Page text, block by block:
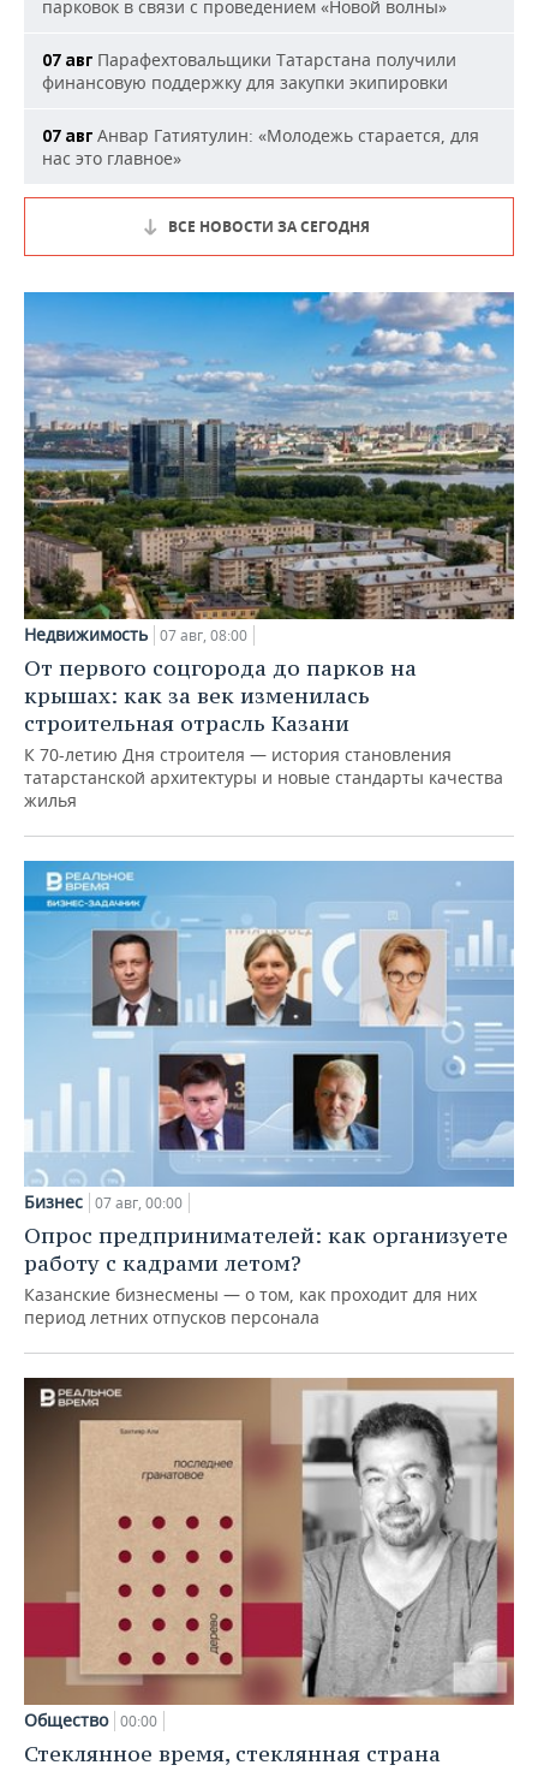
парковок в связи с проведением «Новой волны»
07 авг Парафехтовальщики Татарстана получили
финансовую поддержку для закупки экипировки
07 авг Анвар Гатиятулин: «Молодежь старается, для
нас это главное»
ВСЕ НОВОСТИ ЗА СЕГОДНЯ
Недвижимость 07 авг, 08:00
От первого соцгорода до парков на
крышах: как за век изменилась
строительная отрасль Казани
К 70-летию Дня строителя — история становления
татарстанской архитектуры и новые стандарты качества
жилья
Бизнес 07 авг, 00:00
Опрос предпринимателей: как организуете
работу с кадрами летом?
Казанские бизнесмены — о том, как проходит для них
период летних отпусков персонала
Общество 00:00
Стеклянное время, стеклянная страна